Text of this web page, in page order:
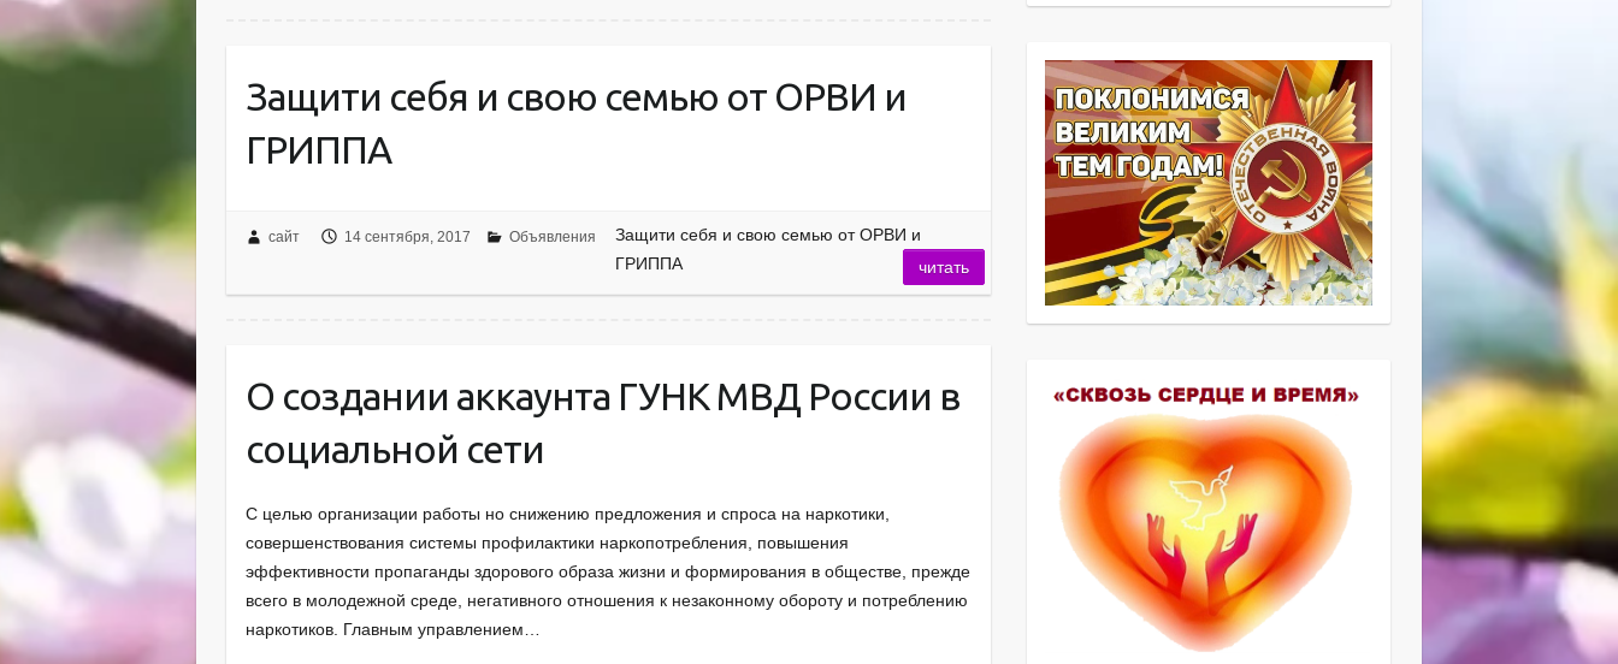
Защити себя и свою семью от ОРВИ и
ГРИППА
сайт 14 сентября, 2017 Объявления
Защити себя и свою семью от ОРВИ и
ГРИППА
читать
О создании аккаунта ГУНК МВД России в
социальной сети
С целью организации работы но снижению предложения и спроса на наркотики,
совершенствования системы профилактики наркопотребления, повышения
эффективности пропаганды здорового образа жизни и формирования в обществе, прежде
всего в молодежной среде, негативного отношения к незаконному обороту и потреблению
наркотиков. Главным управлением…